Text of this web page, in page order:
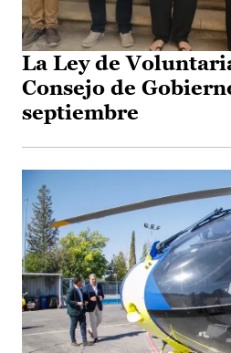
La Ley de
Consejo de
septiembre